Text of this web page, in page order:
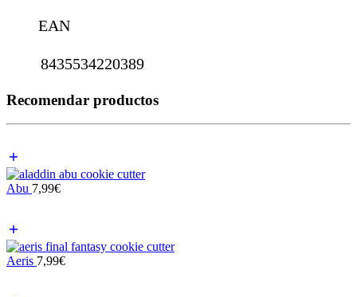
EAN
8435534220389
Recomendar productos
Abu 7,99€
Aeris 7,99€